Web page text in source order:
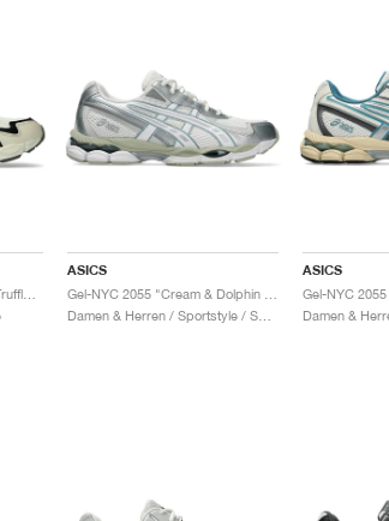
ASICS
Damen & Herren / Sportstyle / Schuhe
ASICS
Gel-NYC